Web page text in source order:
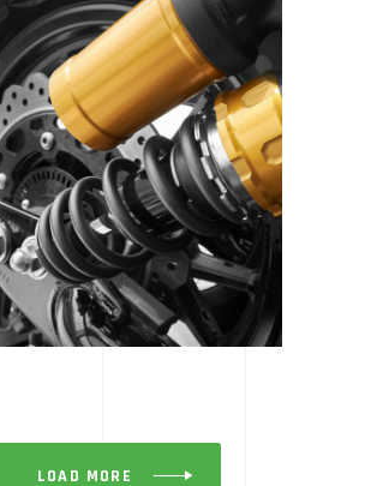
GEAR | SPOTLIGHT
LOAD MORE